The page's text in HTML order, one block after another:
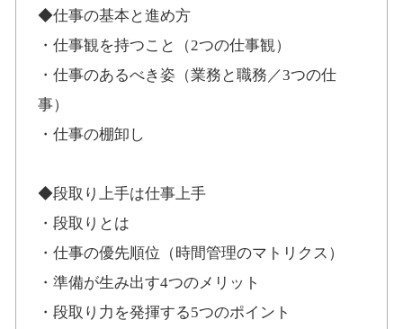
◆仕事の基本と進め方
・仕事観を持つこと（2つの仕事観）
・仕事のあるべき姿（業務と職務／3つの仕
事）
・仕事の棚卸し
◆段取り上手は仕事上手
・段取りとは
・仕事の優先順位（時間管理のマトリクス）
・準備が生み出す4つのメリット
・段取り力を発揮する5つのポイント